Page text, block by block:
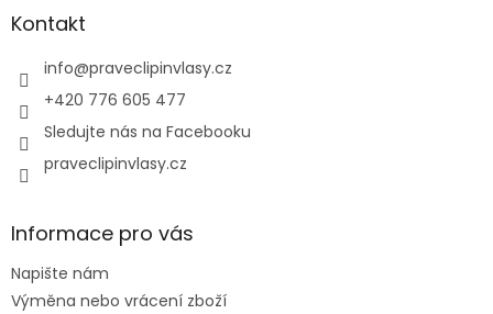
aKontakt
info@praveclipinvlasy.cz
+420 776 605 477
Sledujte nás na Facebooku
praveclipinvlasy.cz
Informace pro vás
Napište nám
Výměna nebo vrácení zboží